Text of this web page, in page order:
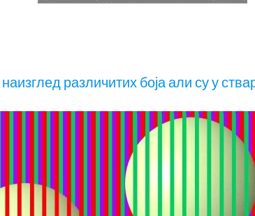
различитих боја али су у